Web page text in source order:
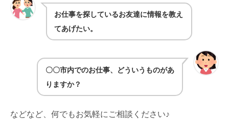
お仕事を探しているお友達に情報を教え
てあげたい。
〇〇市内でのお仕事、どういうものがあ
りますか？
などなど、何でもお気軽にご相談ください♪